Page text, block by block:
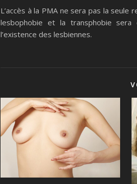
L’accès à la PMA ne sera pas la
lesbophobie et la transphobie
l’existence des lesbiennes.